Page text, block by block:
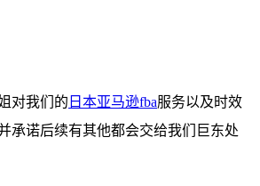
对我们的 日本亚马逊fba服务以及时效
承诺后续有其他都会交给我们巨东处